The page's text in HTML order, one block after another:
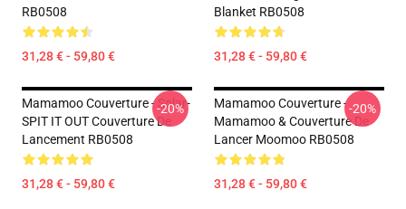
RB0508
31,28 € - 59,80 €
Blanket RB0508
31,28 € - 59,80 €
Mamamoo Couverture - Solar-
SPIT IT OUT Couverture De
Lancement RB0508
31,28 € - 59,80 €
-20%
Mamamoo Couverture -
Mamamoo & Couverture De
Lancer Moomoo RB0508
31,28 € - 59,80 €
-20%